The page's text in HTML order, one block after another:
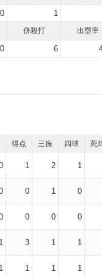
1
併殺打 出塁率
0 6
得点 三振 四球 死
1 2 1
0 1 0
0 0 0
1 3 1 1
1 1 1 1